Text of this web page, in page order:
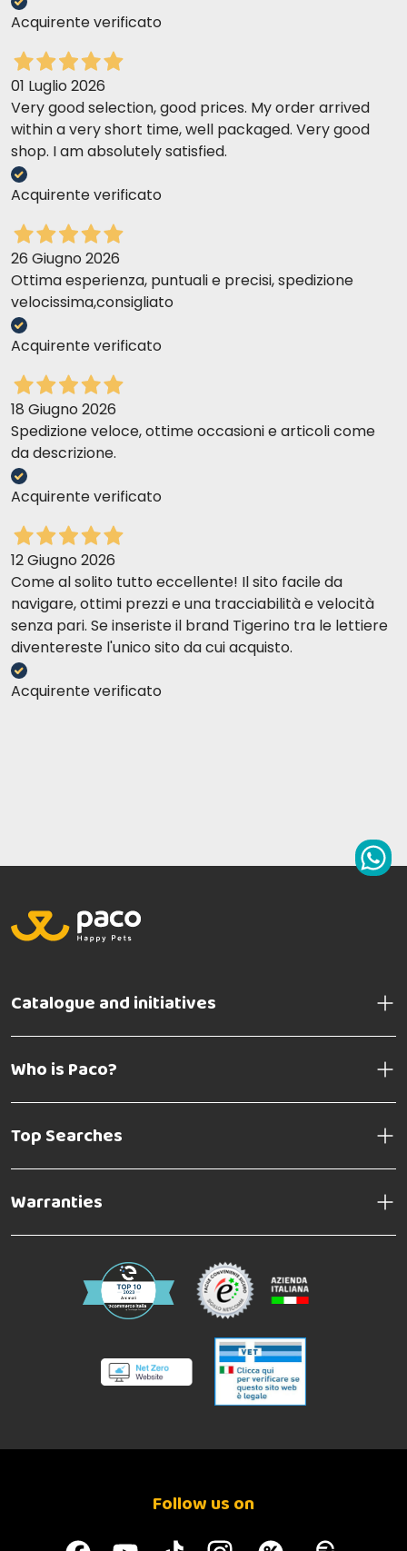
Acquirente verificato
01 Luglio 2026
Very good selection, good prices. My order arrived
within a very short time, well packaged. Very good
shop. I am absolutely satisfied.
Acquirente verificato
26 Giugno 2026
Ottima esperienza, puntuali e precisi, spedizione
velocissima,consigliato
Acquirente verificato
18 Giugno 2026
Spedizione veloce, ottime occasioni e articoli come
da descrizione.
Acquirente verificato
12 Giugno 2026
Come al solito tutto eccellente! Il sito facile da
navigare, ottimi prezzi e una tracciabilità e velocità
senza pari. Se inseriste il brand Tigerino tra le lettiere
diventereste l'unico sito da cui acquisto.
Acquirente verificato
Catalogue and initiatives
Who is Paco?
Top Searches
Warranties
Follow us on